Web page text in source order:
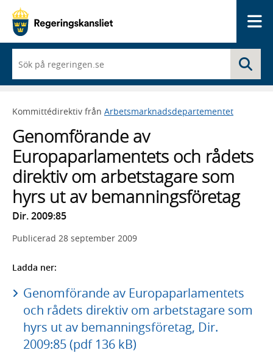
du
börjar
skriva
framträder
lista
med
sökförslag
Kommittédirektiv från Arbetsmarknadsdepartementet
Genomförande av
Europaparlamentets och rådets
direktiv om arbetstagare som
hyrs ut av bemanningsföretag
Dir. 2009:85
Publicerad 28 september 2009
Ladda ner:
Genomförande av Europaparlamentets
och rådets direktiv om arbetstagare som
hyrs ut av bemanningsföretag, Dir.
2009:85 (pdf 136 kB)